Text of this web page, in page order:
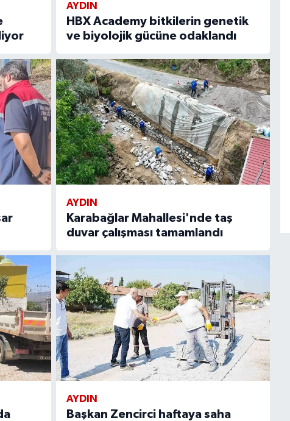
AYDIN
HBX Academy bitkilerin genetik
ve biyolojik gücüne odaklandı
AYDIN
Karabağlar Mahallesi'nde taş
duvar çalışması tamamlandı
AYDIN
Başkan Zencirci haftaya saha